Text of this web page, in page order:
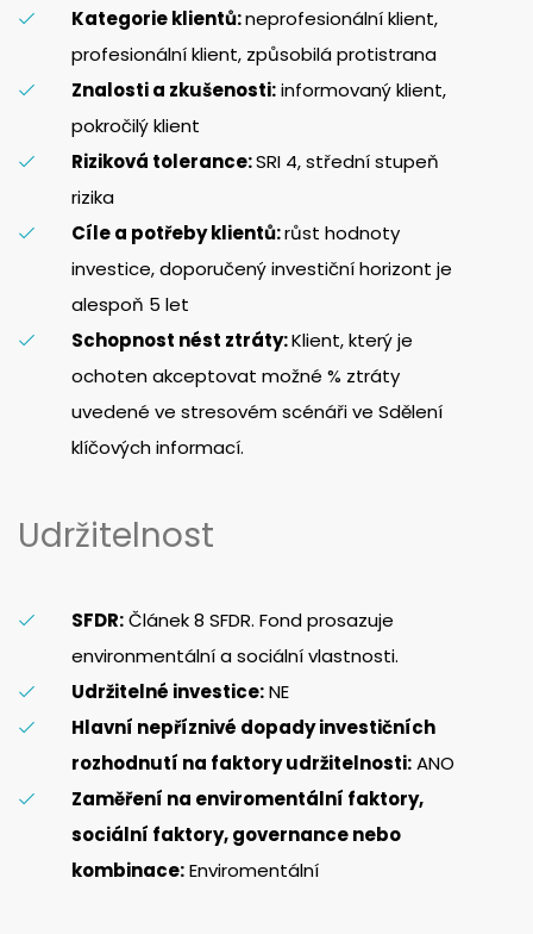
Kategorie klientů:neprofesionální klient,
profesionální klient, způsobilá protistrana
Znalosti a zkušenosti:informovaný klient,
pokročilý klient
Riziková tolerance:SRI 4, střední stupeň
rizika
Cíle a potřeby klientů:růst hodnoty
investice, doporučený investiční horizont je
alespoň 5 let
Schopnost nést ztráty:Klient, který je
ochoten akceptovat možné % ztráty
uvedené ve stresovém scénáři ve Sdělení
klíčových informací.
Udržitelnost
SFDR:Článek 8 SFDR. Fond prosazuje
environmentální a sociální vlastnosti.
Udržitelné investice:NE
Hlavní nepříznivé dopady investičních
rozhodnutí na faktory udržitelnosti:ANO
Zaměření na enviromentální faktory,
sociální faktory, governance nebo
kombinace:Enviromentální